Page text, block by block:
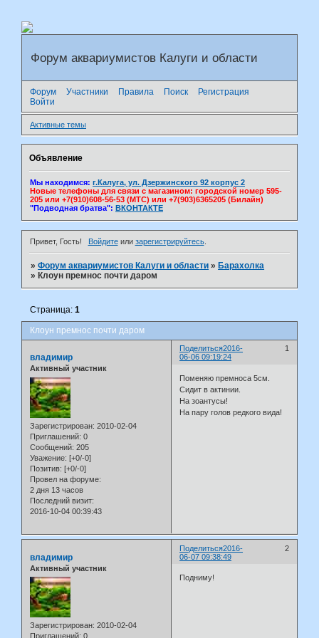
Форум аквариумистов Калуги и области
Форум Участники Правила Поиск
Регистрация
Войти
Активные темы
Объявление
Мы находимся: г.Калуга, ул. Дзержинского 92 корпус 2
Новые телефоны для связи с магазином: городской номер 595-
205 или +7(910)608-56-53 (МТС) или +7(903)6365205 (Билайн)
"Подводная братва": ВКОНТАКТЕ
Привет, Гость! Войдитеили зарегистрируйтесь.
»Форум аквариумистов Калуги и области » Барахолка
» Клоун премнос почти даром
Клоун премнос почти даром
Страница:1
Поделиться 1
2016-
06-06 09:19:24
владимир
Активный участник
Зарегистрирован: 2010-02-04
Приглашений: 0
Сообщений: 205
Уважение: [+0/-0]
Позитив: [+0/-0]
Провел на форуме:
2 дня 13 часов
Последний визит:
2016-10-04 00:39:43
Поменяю премноса 5см.
Сидит в актинии.
На зоантусы!
На пару голов редкого вида!
Поделиться 2
2016-
06-07 09:38:49
владимир
Активный участник
Зарегистрирован: 2010-02-04
Приглашений: 0
Подниму!